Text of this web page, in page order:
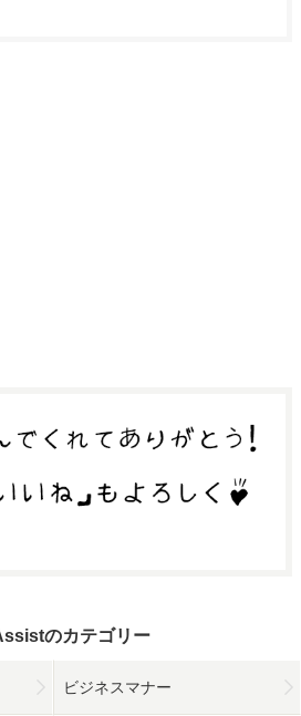
のカテゴリー
ビジネスマナー